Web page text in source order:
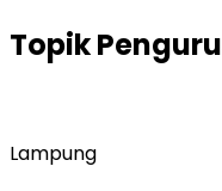
Topik
Lampung